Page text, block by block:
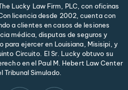
Lucky Law Firm, PLC, con oficinas
licencia desde 2002, cuenta con
a clientes en casos de lesiones
médica, disputas de seguros y
ejercer en Louisiana, Misisipi, y
Circuito. El Sr. Lucky obtuvo su
en el Paul M. Hebert Law Center
Simulado.